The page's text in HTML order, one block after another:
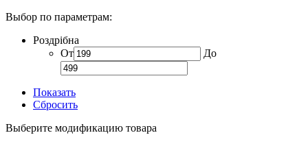
Выбор по параметрам:
Роздрібна
От
До
Показать
Сбросить
Выберите модификацию товара